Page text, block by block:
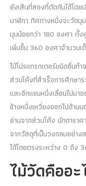
ยังเส้นที่สองที่ตัดกันได้โดย
นาฬิกา ทิศทางหนึ่งจะวัดมุ
มุมน้อยกว่า 180 องศา ทั้ง
เพิ่มขึ้น 360 องศาจำนวนเ
ไม้โปรแทรกเตอร์ชนิดอื่นท
ส่วนโค้งที่สำเร็จการศึกษา
และอีกแขนหนึ่งเลื่อนไปมา
ข้างหนึ่งเหวี่ยงออกไปด้าน
อ่านจากส่วนโค้ง นักดารา
จากวัสดุที่เป็นวงกลมอย่า
ได้โดยตรงระหว่าง 0 ถึง
ไม้วัดคืออะ